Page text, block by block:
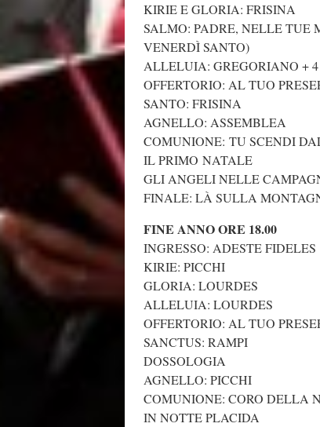
KIRIE E GLORIA: FRISINA
SALMO: PADRE, NELLE TUE
VENERDÌ SANTO)
ALLELUIA: GREGORIANO +
OFFERTORIO: AL TUO
SANTO: FRISINA
AGNELLO: ASSEMBLEA
COMUNIONE: TU SCENDI
IL PRIMO NATALE
GLI ANGELI NELLE
FINALE: LÀ SULLA
FINE ANNO ORE 18.00
INGRESSO: ADESTE FIDELES
KIRIE: PICCHI
GLORIA: LOURDES
ALLELUIA: LOURDES
OFFERTORIO: AL TUO
SANCTUS: RAMPI
DOSSOLOGIA
AGNELLO: PICCHI
COMUNIONE: CORO DELLA
IN NOTTE PLACIDA